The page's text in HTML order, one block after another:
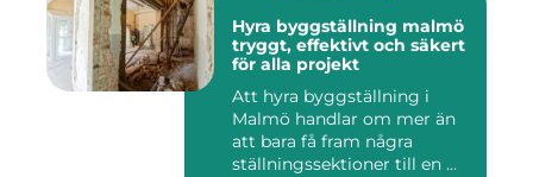
Hyra byggställning malmö
tryggt, effektivt och säkert
för alla projekt
Att hyra byggställning i
Malmö handlar om mer än
att bara få fram några
ställningssektioner till en ...